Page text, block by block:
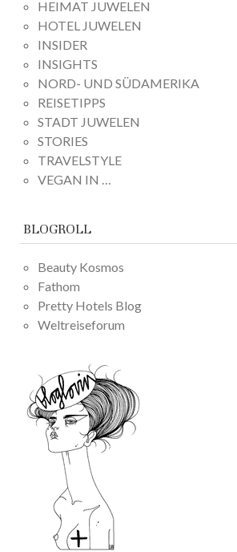
HEIMAT JUWELEN
HOTEL JUWELEN
INSIDER
INSIGHTS
NORD- UND SÜDAMERIKA
REISETIPPS
STADT JUWELEN
STORIES
TRAVELSTYLE
VEGAN IN …
BLOGROLL
Beauty Kosmos
Fathom
Pretty Hotels Blog
Weltreiseforum